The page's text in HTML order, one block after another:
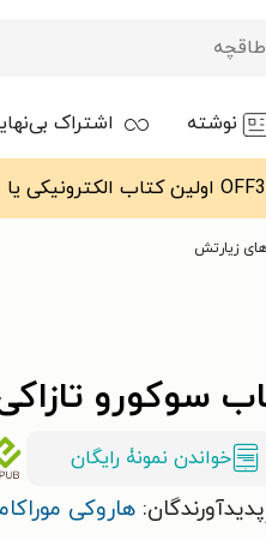
نوشته اشتراک
زیارتش
سوکورو
خواندن نمونۀ رایگان
پدیدآورندگان: هاروکی